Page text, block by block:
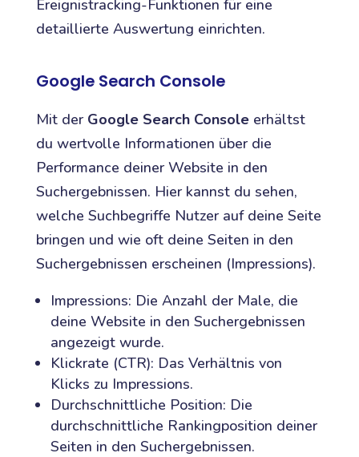
Ereignistracking-Funktionen für eine
detaillierte Auswertung einrichten.
Google Search Console
Mit der Google Search Consoleerhältst
du wertvolle Informationen über die
Performance deiner Website in den
Suchergebnissen. Hier kannst du sehen,
welche Suchbegriffe Nutzer auf deine Seite
bringen und wie oft deine Seiten in den
Suchergebnissen erscheinen (Impressions).
Impressions: Die Anzahl der Male, die
deine Website in den Suchergebnissen
angezeigt wurde.
Klickrate (CTR): Das Verhältnis von
Klicks zu Impressions.
Durchschnittliche Position: Die
durchschnittliche Rankingposition deiner
Seiten in den Suchergebnissen.